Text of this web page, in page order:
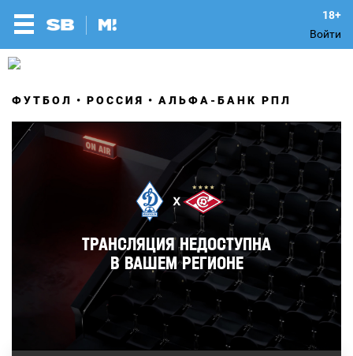
Войти
ФУТБОЛ РОССИЯ АЛЬФА-БАНК РПЛ